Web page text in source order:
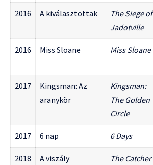
2016 A kiválasztottak
The Siege of
Jadotville
2016 Miss Sloane Miss Sloane
2017
Kingsman: Az
aranykör
Kingsman:
The Golden
Circle
2017 6 nap 6 Days
2018 A viszály
The Catcher